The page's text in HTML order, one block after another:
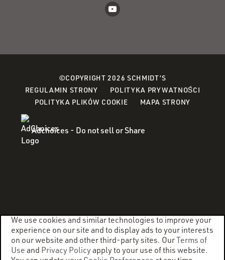
©COPYRIGHT 2026 SCHMIDT’S
REGULAMIN STRONY
POLITYKA PRYWATNOŚCI
POLITYKA PLIKÓW COOKIE(OPENS
A
MAPA STRONY
Adchoices - Do not sell or Share
We use cookies and similar technologies to improve your
experience on our site and to display ads to your interests
on our website and other third-party sites. OurTerms of
Use and Privacy Policyapply to your use of this website.